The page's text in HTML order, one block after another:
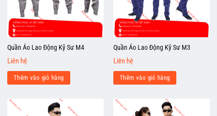
Quần Áo Lao Động Kỹ Sư M4
Liên hệ
Thêm vào giỏ hàng
Quần Áo Lao Động Kỹ Sư M3
Liên hệ
Thêm vào giỏ hàng